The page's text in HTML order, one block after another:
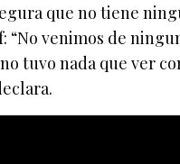
que no tiene
“No venimos de
tuvo nada que ver